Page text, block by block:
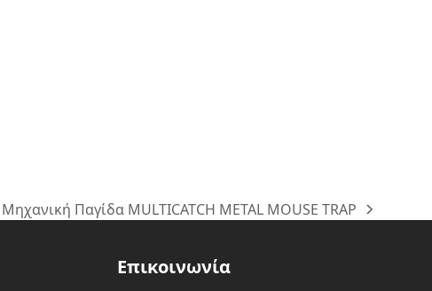
next
Μηχανική Παγίδα MULTICATCH METAL MOUSE TRAP
Επικοινωνία